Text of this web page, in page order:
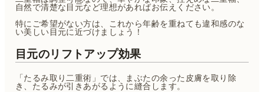
自然で清楚な目元など理想があればお伝えください。
特にご希望がない方は、これから年齢を重ねても違和感のな
い美しい目元に近づけましょう！
目元のリフトアップ効果
「たるみ取り二重術」では、まぶたの余った皮膚を取り除
き、たるみが引きあがるように縫合します。